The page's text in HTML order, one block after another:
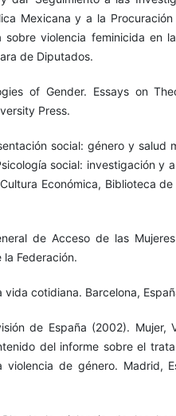
Mexicana y a la
violencia feminicida en
de Diputados.
of Gender. Essays on
Press.
social: género y salud
social: investigación y
Económica, Biblioteca
de Acceso de las
Federación.
cotidiana. Barcelona,
de España (2002). Mujer,
del informe sobre el
violencia de género. Madrid,